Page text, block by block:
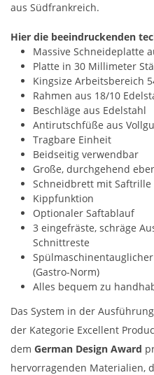
aus Südfrankreich.
Hier die beeindruckenden
Massive Schneideplatte
Platte in 30 Millimeter
Kingsize Arbeitsbereich
Rahmen aus 18/10
Beschläge aus Edelstahl
Antirutschfüße aus
Tragbare Einheit
Beidseitig verwendbar
Große, durchgehend
Schneidbrett mit
Kippfunktion
Optionaler Saftablauf
3 eingefräste, schräge
Schnittreste
(Gastro-Norm)
Alles bequem zu
Das System in der
der Kategorie Excellent
dem German Design Award
hervorragenden Materialien,